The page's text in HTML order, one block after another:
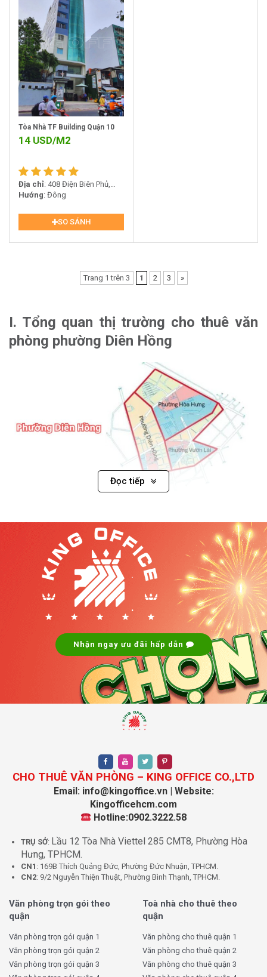
Tòa Nhà TF Building Quận 10
14 USD/M2
Địa chỉ: 408 Điện Biên Phủ,
Phường 11, Quận 10
Hướng : Đông
SO SÁNH
Trang 1 trên 3 1 2 3 »
I. Tổng quan thị trường cho thuê văn
phòng phường Diên Hồng
1. Phường Diên Hồng được sáp nhập bởi các
phường nào?
Phường Diên Hồng là phường mới thuộc Quận 10, được hình
thành từ sự hợp nhất của ba phường cũ:
phường 6, phường
8 và phường 14. Đây là khu vực có vị trí chiến lược, tiếp
giáp các quận trung tâm như Quận 3, Quận 5, Quận 11, tạo
nên lợi thế lớn về kết nối giao thương và giao thông đô thị.
2. Giao thông và hạ tầng đồng bộ
Hệ thống giao thông tại Diên Hồng rất thuận tiện với các trục
đường huyết mạch như:
Nguyễn Tri Phương – kết nối trực tiếp Quận 5 và Quận 11
3 Tháng 2 – trục liên quận sầm uất
Lý Thái Tổ – dễ dàng di chuyển sang Quận 3, Quận 1
Ngoài ra, khu vực này còn gần các tuyến metro tương lai,
thuận lợi cho việc đi lại và giao dịch.
3. Môi trường làm việc lý tưởng
Phường Diên Hồng tập trung nhiều tiện ích phục vụ doanh
nghiệp và người lao động:
Các bệnh viện lớn: BV Nhi Đồng 1, BV Đa khoa Quận 10
Trường học, trung tâm ngoại ngữ, học viện đào tạo
Trung tâm thương mại như Vạn Hạnh Mall, siêu thị
Co.opmart
Cơ quan hành chính, công an, UBND hỗ trợ nhanh các thủ
Đọc tiếp
.
.
Nhận ngay ưu đãi hấp dẫn
CHO THUÊ VĂN PHÒNG – KING OFFICE CO.,LTD
Email: info@kingoffice.vn | Website:
Kingofficehcm.com
Hotline:0902.3222.58
TRỤ SỞ: Lầu 12 Tòa Nhà Viettel 285 CMT8, Phường Hòa
Hưng, TPHCM.
CN1 : 169B Thích Quảng Đức, Phường Đức Nhuận, TPHCM.
CN2: 9/2 Nguyễn Thiện Thuật, Phường Bình Thạnh, TPHCM.
Văn phòng trọn gói theo
quận
Văn phòng trọn gói quận 1
Văn phòng trọn gói quận 2
Văn phòng trọn gói quận 3
Toà nhà cho thuê theo
quận
Văn phòng cho thuê quận 1
Văn phòng cho thuê quận 2
Văn phòng cho thuê quận 3